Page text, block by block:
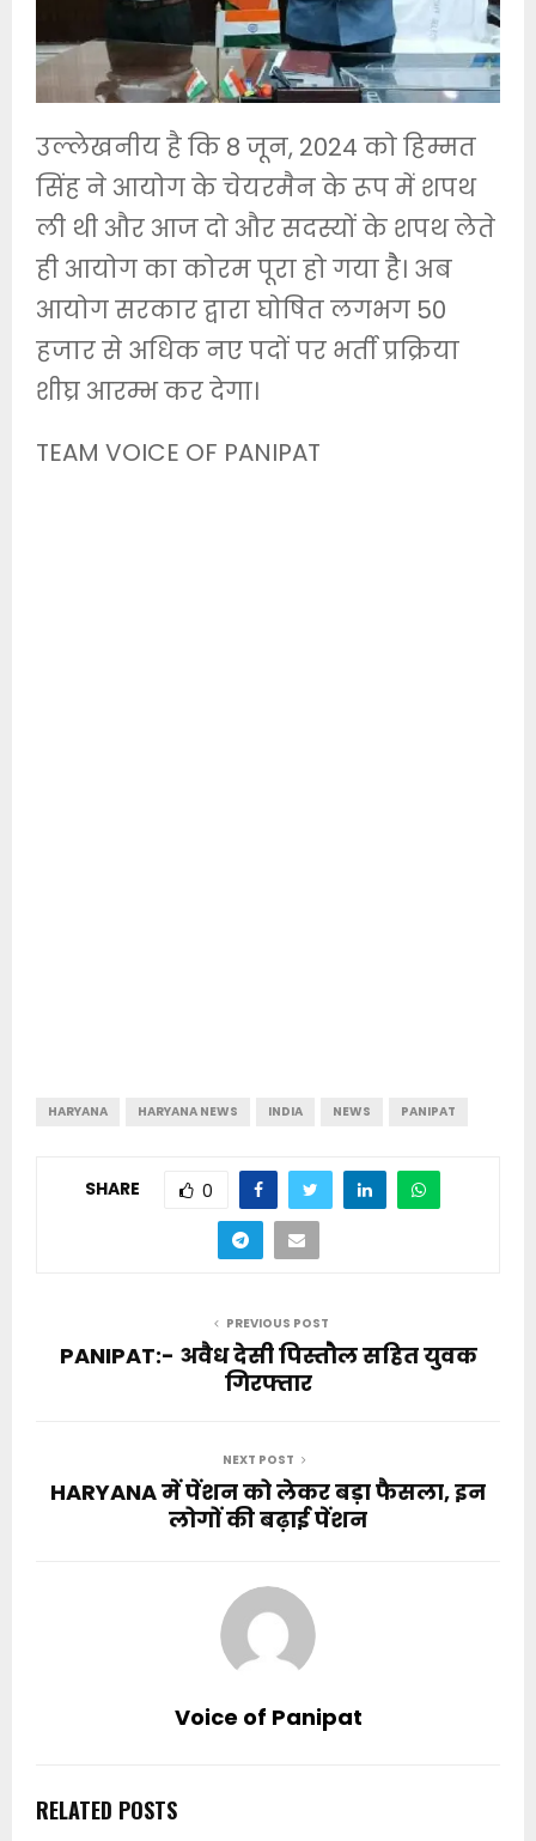
उल्लेखनीय है कि 8 जून, 2024 को हिम्मत
सिंह ने आयोग के चेयरमैन के रूप में शपथ
ली थी और आज दो और सदस्यों के शपथ लेते
ही आयोग का कोरम पूरा हो गया हैै। अब
आयोग सरकार द्वारा घोषित लगभग 50
हजार से अधिक नए पदों पर भर्ती प्रक्रिया
शीघ्र आरम्भ कर देगा।
TEAM VOICE OF PANIPAT
HARYANA HARYANA NEWS INDIA NEWS PANIPAT
SHARE 0
PREVIOUS POST
PANIPAT:- अवैध देसी पिस्तौल सहित युवक
गिरफ्तार
NEXT POST
HARYANA में पेंशन को लेकर बड़ा फैसला, इन
लोगों की बढ़ाई पेंशन
Voice of Panipat
RELATED POSTS